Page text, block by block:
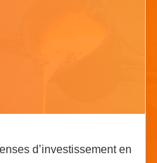
d’investissement en